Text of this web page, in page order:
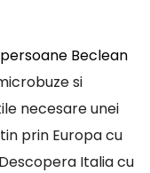
Beclean
si
necesare unei
prin Europa cu
Italia cu